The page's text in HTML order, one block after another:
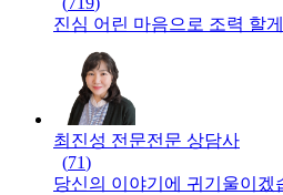
진심 어린 마음으로 조력 할
최진성 전문전문 상담사
(71)
당신의 이야기에 귀기울이겠